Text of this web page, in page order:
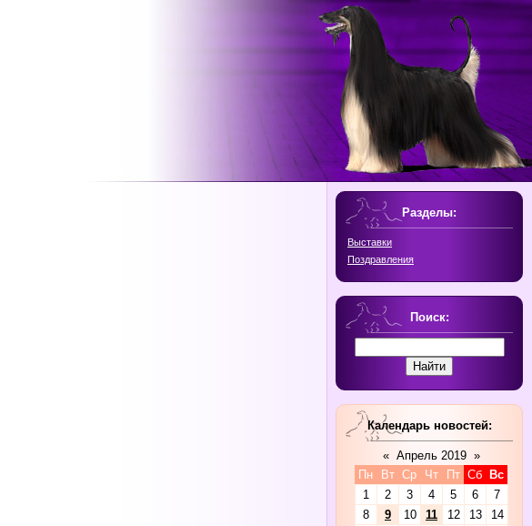
Разделы:
Выставки
Поздравления
Поиск:
Календарь новостей:
« Апрель 2019 »
Пн
Вт Ср Чт Пт Сб
Вс
1
2 3 4 5 6
7
8
9 10 11 12 13
14